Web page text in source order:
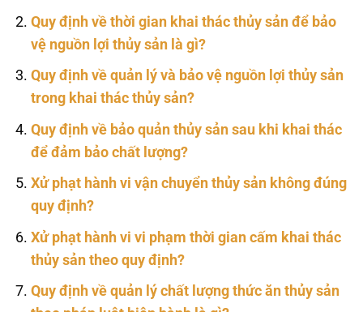
Quy định về thời gian khai thác thủy sản để bảo
vệ nguồn lợi thủy sản là gì?
Quy định về quản lý và bảo vệ nguồn lợi thủy sản
trong khai thác thủy sản?
Quy định về bảo quản thủy sản sau khi khai thác
để đảm bảo chất lượng?
Xử phạt hành vi vận chuyển thủy sản không đúng
quy định?
Xử phạt hành vi vi phạm thời gian cấm khai thác
thủy sản theo quy định?
Quy định về quản lý chất lượng thức ăn thủy sản